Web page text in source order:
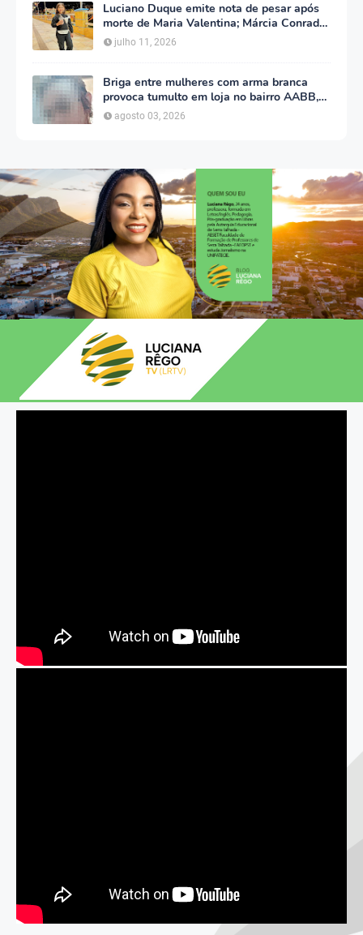
Luciano Duque emite nota de pesar após
morte de Maria Valentina; Márcia Conrado
decreta luto oficial de três dias em Serra
julho 11, 2026
Briga entre mulheres com arma branca
provoca tumulto em loja no bairro AABB,
em Serra Talhada
agosto 03, 2026